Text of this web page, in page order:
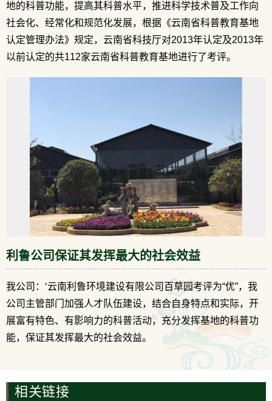
地的科普功能，提高其科普水平，推进科学技术普及工作向
社会化、经常化和规范化发展，根据《云南省科普教育基地
认定管理办法》规定，云南省科技厅对2013年认定及2013年
以前认定的共112家云南省科普教育基地进行了考评。
利鲁公司保证其发挥最大的社会效益
我公司：‘云南利鲁环境建设有限公司百草园考评为“优”，我
公司主管部门加强人才队伍建设，结合自身特点和实际，开
展富有特色、有影响力的科普活动，充分发挥基地的科普功
能，保证其发挥最大的社会效益。
相关链接